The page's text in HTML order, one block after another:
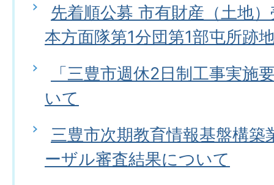
先着順公募 市有財産（土地
本方面隊第1分団第1部屯所跡
「三豊市週休2日制工事実施
いて
三豊市次期教育情報基盤構
ーザル審査結果について